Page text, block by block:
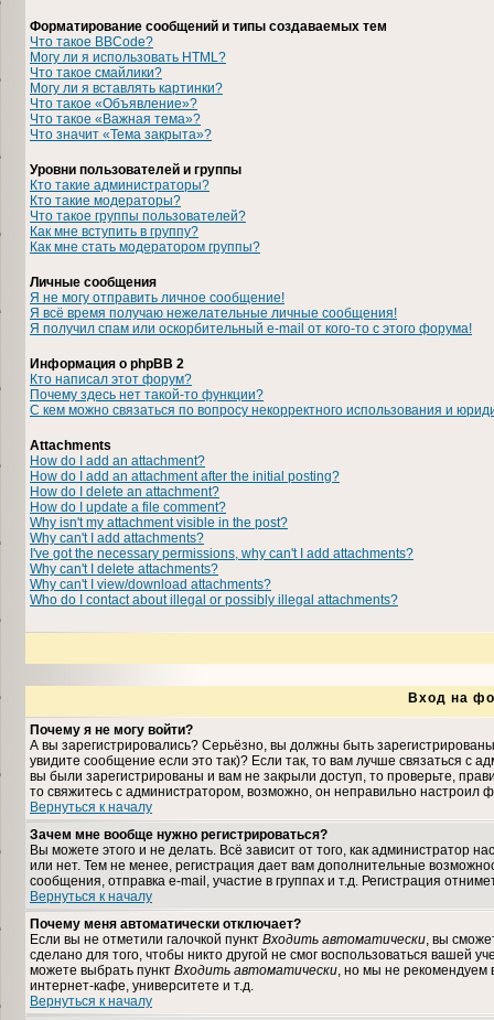
Форматирование сообщений и типы создаваемых тем
Что такое BBCode?
Могу ли я использовать HTML?
Что такое смайлики?
Могу ли я вставлять картинки?
Что такое «Объявление»?
Что такое «Важная тема»?
Что значит «Тема закрыта»?
Уровни пользователей и группы
Кто такие администраторы?
Кто такие модераторы?
Что такое группы пользователей?
Как мне вступить в группу?
Как мне стать модератором группы?
Личные сообщения
Я не могу отправить личное сообщение!
Я всё время получаю нежелательные личные сообщения!
Я получил спам или оскорбительный e-mail от кого-то с этого форума!
Информация о phpBB 2
Кто написал этот форум?
Почему здесь нет такой-то функции?
С кем можно связаться по вопросу некорректного использования и
Attachments
How do I add an attachment?
How do I add an attachment after the initial posting?
How do I delete an attachment?
How do I update a file comment?
Why isn't my attachment visible in the post?
Why can't I add attachments?
I've got the necessary permissions, why can't I add attachments?
Why can't I delete attachments?
Why can't I view/download attachments?
Who do I contact about illegal or possibly illegal attachments?
Вход на
Почему я не могу войти?
А вы зарегистрировались? Серьёзно, вы должны быть
увидите сообщение если это так)? Если так, то вам лучше связаться с
вы были зарегистрированы и вам не закрыли доступ, то проверьте,
то свяжитесь с администратором, возможно, он неправильно настроил
Вернуться к началу
Зачем мне вообще нужно регистрироваться?
Вы можете этого и не делать. Всё зависит от того, как
или нет. Тем не менее, регистрация дает вам дополнительные
сообщения, отправка e-mail, участие в группах и т.д. Регистрация
Вернуться к началу
Почему меня автоматически отключает?
Если вы не отметили галочкой пункт Входить автоматически, вы
сделано для того, чтобы никто другой не смог воспользоваться вашей
можете выбрать пункт Входить автоматически, но мы не рекомендуем
интернет-кафе, университете и т.д.
Вернуться к началу